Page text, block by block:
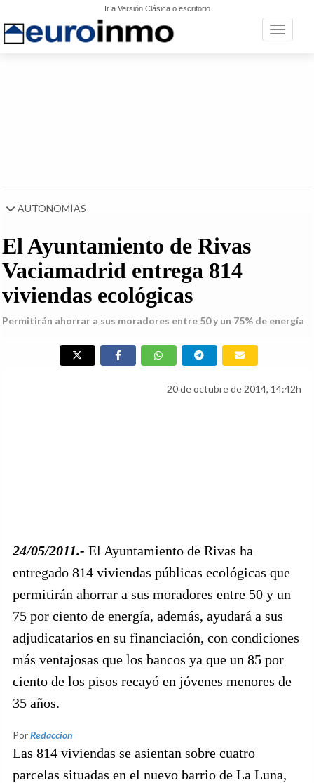
Ir a Versión Clásica o escritorio
Toggle
AUTONOMÍAS
El Ayuntamiento de Rivas
Vaciamadrid entrega 814
viviendas ecológicas
Permitirán ahorrar a sus moradores entre 50 y un 75% de energía
20 de octubre de 2014, 14:42h
24/05/2011.- El Ayuntamiento de Rivas ha
entregado 814 viviendas públicas ecológicas que
permitirán ahorrar a sus moradores entre 50 y un
75 por ciento de energía, además, ayudará a sus
adjudicatarios en su financiación, con condiciones
más ventajosas que los bancos ya que un 85 por
ciento de los pisos recayó en jóvenes menores de
35 años.
PorRedaccion
Las 814 viviendas se asientan sobre cuatro
parcelas situadas en el nuevo barrio de La Luna,